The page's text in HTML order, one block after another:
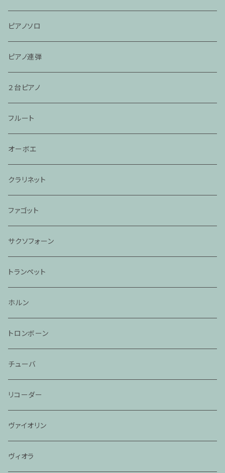
ピアノソロ
ピアノ連弾
２台ピアノ
フルート
オーボエ
クラリネット
ファゴット
サクソフォーン
トランペット
ホルン
トロンボーン
チューバ
リコーダー
ヴァイオリン
ヴィオラ